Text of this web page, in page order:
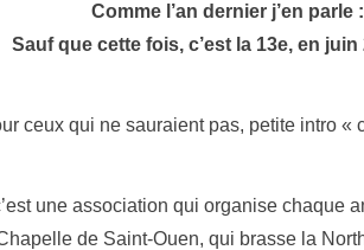
Comme l’an dernier j’en parle
Sauf que cette fois, c’est la 13e, en
ceux qui ne sauraient pas, petite intro «
une association qui organise chaque
de Saint-Ouen, qui brasse la